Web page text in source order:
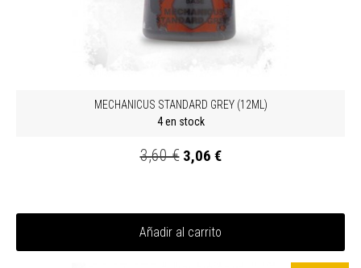
MECHANICUS STANDARD GREY (12ML)
4 en stock
3,60 € 3,06 €
Añadir al carrito